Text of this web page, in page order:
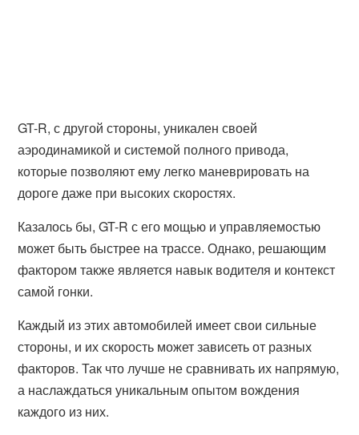
GT-R, с другой стороны, уникален своей
аэродинамикой и системой полного привода,
которые позволяют ему легко маневрировать на
дороге даже при высоких скоростях.
Казалось бы, GT-R с его мощью и управляемостью
может быть быстрее на трассе. Однако, решающим
фактором также является навык водителя и контекст
самой гонки.
Каждый из этих автомобилей имеет свои сильные
стороны, и их скорость может зависеть от разных
факторов. Так что лучше не сравнивать их напрямую,
а наслаждаться уникальным опытом вождения
каждого из них.